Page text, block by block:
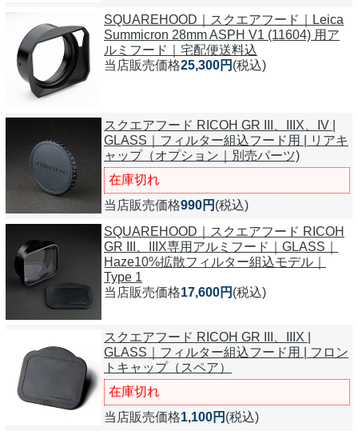
SQUAREHOOD｜スクエアフード｜Leica
Summicron 28mm ASPH V1 (11604) 用ア
ルミフード｜宅配便送料込
当店販売価格25,300円 (税込)
スクエアフード RICOH GR III、IIIX、IV |
GLASS｜フィルター組込フード用 | リアキ
ャップ（オプション｜別売パーツ)
在庫切れ
当店販売価格990円 (税込)
SQUAREHOOD｜スクエアフード RICOH
GR III、IIIX専用アルミフード｜GLASS｜
Haze10%拡散フィルター組込モデル｜
Type 1
当店販売価格17,600円 (税込)
スクエアフード RICOH GR III、IIIX |
GLASS｜フィルター組込フード用 | フロン
トキャップ（スペア）
在庫切れ
当店販売価格1,100円 (税込)